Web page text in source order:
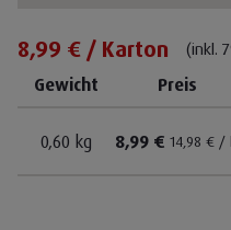
8,99 € / Karton (inkl.
Gewicht Preis
0,60 kg 8,99 € 14,98 € /